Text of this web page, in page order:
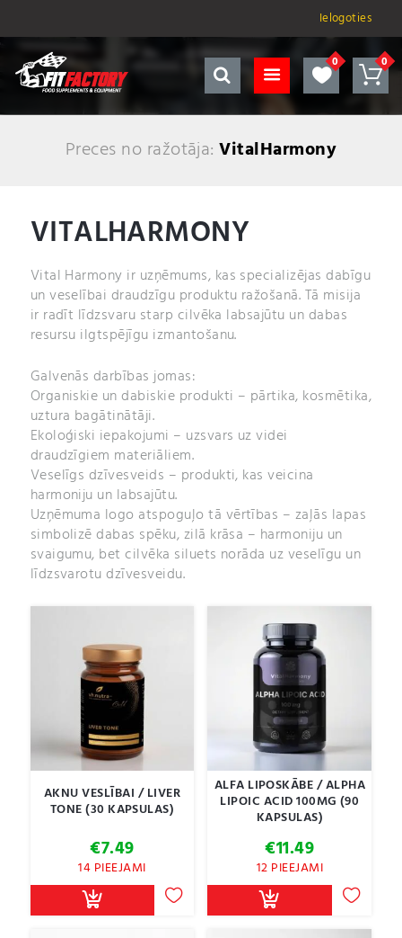
Ielogoties
Preces no ražotāja:VitalHarmony
VITALHARMONY
Vital Harmony ir uzņēmums, kas specializējas dabīgu
un veselībai draudzīgu produktu ražošanā. Tā misija
ir radīt līdzsvaru starp cilvēka labsajūtu un dabas
resursu ilgtspējīgu izmantošanu.
Galvenās darbības jomas:
Organiskie un dabiskie produkti – pārtika, kosmētika,
uztura bagātinātāji.
Ekoloģiski iepakojumi – uzsvars uz videi
draudzīgiem materiāliem.
Veselīgs dzīvesveids – produkti, kas veicina
harmoniju un labsajūtu.
Uzņēmuma logo atspoguļo tā vērtības – zaļās lapas
simbolizē dabas spēku, zilā krāsa – harmoniju un
svaigumu, bet cilvēka siluets norāda uz veselīgu un
līdzsvarotu dzīvesveidu.
AKNU VESLĪBAI / LIVER
TONE (30 KAPSULAS)
€7.49
14 PIEEJAMI
ALFA LIPOSKĀBE / ALPHA
LIPOIC ACID 100MG (90
KAPSULAS)
€11.49
12 PIEEJAMI